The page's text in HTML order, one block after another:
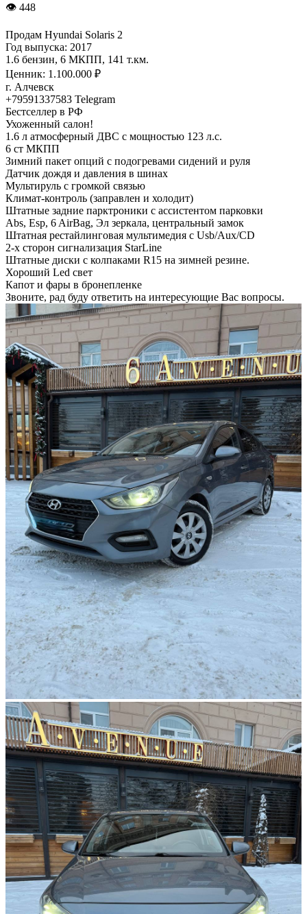
👁 448
Продам Hyundai Solaris 2
Год выпуска: 2017
1.6 бензин, 6 МКПП, 141 т.км.
Ценник: 1.100.000 ₽
г. Алчевск
+79591337583 Telegram
Бестселлер в РФ
Ухоженный салон!
1.6 л атмосферный ДВС с мощностью 123 л.с.
6 ст МКПП
Зимний пакет опций с подогревами сидений и руля
Датчик дождя и давления в шинах
Мультируль с громкой связью
Климат-контроль (заправлен и холодит)
Штатные задние парктроники с ассистентом парковки
Abs, Esp, 6 AirBag, Эл зеркала, центральный замок
Штатная рестайлинговая мультимедия с Usb/Aux/CD
2-х сторон сигнализация StarLine
Штатные диски с колпаками R15 на зимней резине.
Хороший Led свет
Капот и фары в бронепленке
Звоните, рад буду ответить на интересующие Вас вопросы.